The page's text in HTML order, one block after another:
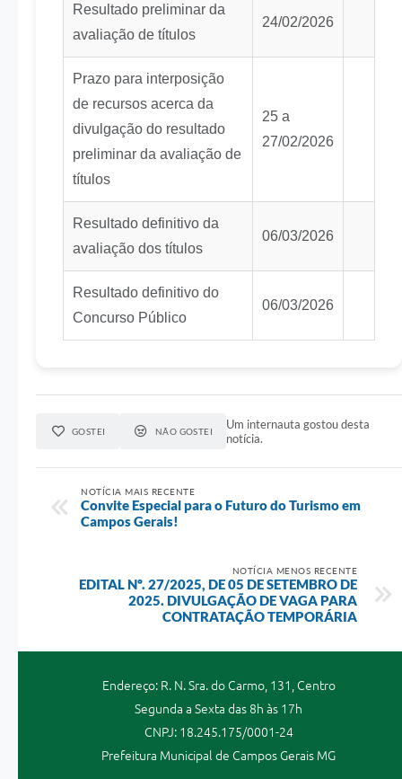
Resultado preliminar da
avaliação de títulos
24/02/2026
Prazo para interposição
de recursos acerca da
divulgação do resultado
preliminar da avaliação de
títulos
25 a
27/02/2026
Resultado definitivo da
avaliação dos títulos
06/03/2026
Resultado definitivo do
Concurso Público
06/03/2026
GOSTEI NÃO GOSTEI
Um internauta gostou desta
notícia.
NOTÍCIA MAIS RECENTE
Convite Especial para o Futuro do Turismo em
Campos Gerais!
NOTÍCIA MENOS RECENTE
EDITAL Nº. 27/2025, DE 05 DE SETEMBRO DE
2025. DIVULGAÇÃO DE VAGA PARA
CONTRATAÇÃO TEMPORÁRIA
Endereço: R. N. Sra. do Carmo, 131, Centro
Segunda a Sexta das 8h às 17h
CNPJ: 18.245.175/0001-24
Prefeitura Municipal de Campos Gerais MG